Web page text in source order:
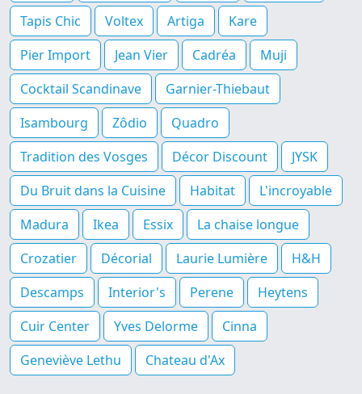
Tapis Chic
Voltex Artiga
Kare
Pier Import
Jean Vier Cadréa
Muji
Cocktail Scandinave
Garnier-Thiebaut
Isambourg
Zôdio
Quadro
Tradition des Vosges
Décor Discount
JYSK
Du Bruit dans la Cuisine
Habitat
L'incroyable
Madura
Ikea Essix
La chaise longue
Crozatier
Décorial Laurie Lumière
H&H
Descamps
Interior's Perene
Heytens
Cuir Center
Yves Delorme
Cinna
Geneviève Lethu
Chateau d'Ax